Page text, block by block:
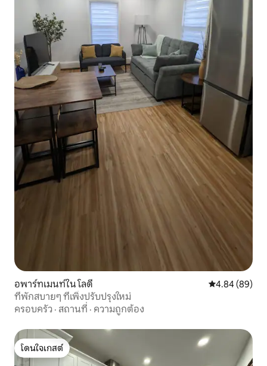
อพาร์ทเมนท์ใน โลดี คะแนนเฉลี่ย
4.84 (89)
ที่พักสบายๆ ที่เพิ่งปรับปรุงใหม่
ครอบครัว · สถานที่ · ความถูกต้อง
โดนใจเกสต์
โดนใจเกสต์